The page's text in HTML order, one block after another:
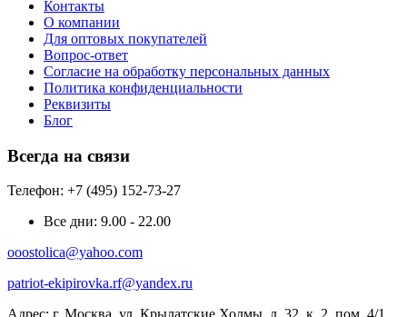
Контакты
О компании
Для оптовых покупателей
Вопрос-ответ
Согласие на обработку персональных данных
Политика конфиденциальности
Реквизиты
Блог
Всегда на связи
Телефон: +7 (495) 152-73-27
Все дни: 9.00 - 22.00
ooostolica@yahoo.com
patriot-ekipirovka.rf@yandex.ru